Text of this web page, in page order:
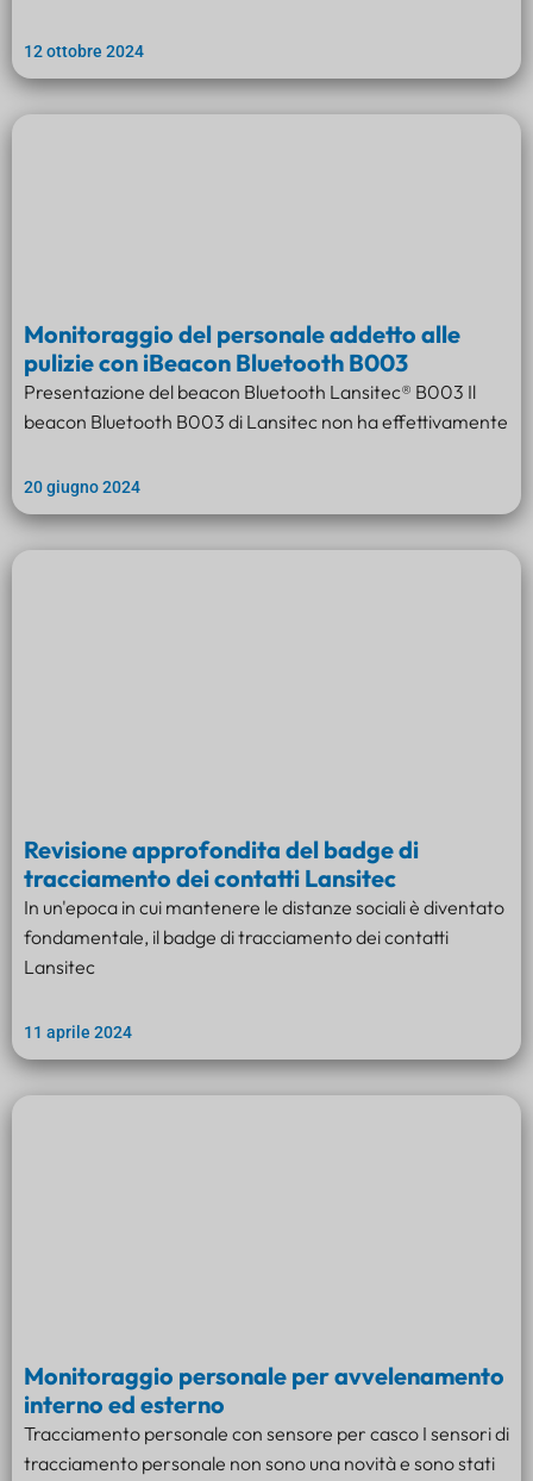
12 ottobre 2024
Monitoraggio del personale addetto alle
pulizie con iBeacon Bluetooth B003
Presentazione del beacon Bluetooth Lansitec® B003 Il
beacon Bluetooth B003 di Lansitec non ha effettivamente
20 giugno 2024
Revisione approfondita del badge di
tracciamento dei contatti Lansitec
In un'epoca in cui mantenere le distanze sociali è diventato
fondamentale, il badge di tracciamento dei contatti
Lansitec
11 aprile 2024
Monitoraggio personale per avvelenamento
interno ed esterno
Tracciamento personale con sensore per casco I sensori di
tracciamento personale non sono una novità e sono stati